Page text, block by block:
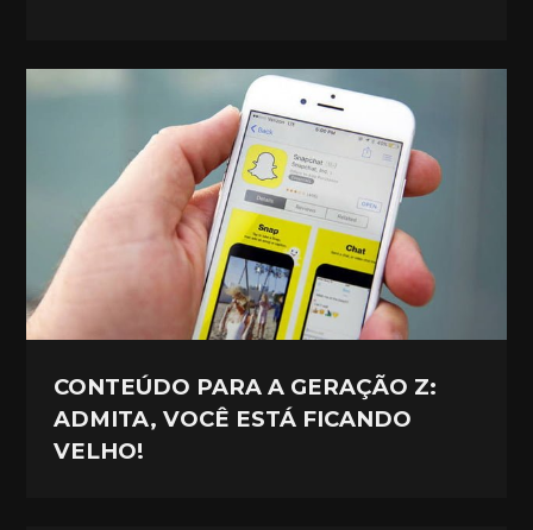
CONTEÚDO PARA A GERAÇÃO Z:
ADMITA, VOCÊ ESTÁ FICANDO
VELHO!